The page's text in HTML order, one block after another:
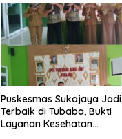
Puskesmas Sukajaya Jadi
Terbaik di Tubaba, Bukti
Layanan Kesehatan